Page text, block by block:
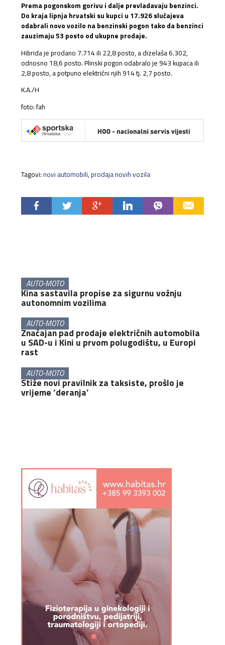
Prema pogonskom gorivu i dalje prevladavaju benzinci.
Do kraja lipnja hrvatski su kupci u 17.926 slučajeva
odabrali novo vozilo na benzinski pogon tako da benzinci
zauzimaju 53 posto od ukupne prodaje.
Hibrida je prodano 7.714 ili 22,8 posto, a dizelaša 6.302,
odnosno 18,6 posto. Plinski pogon odabralo je 943 kupaca ili
2,8 posto, a potpuno električni njih 914 tj. 2,7 posto.
K.A./H
foto: fah
Tagovi:novi automobili,prodaja novih vozila
AUTO-MOTO
Kina sastavila propise za sigurnu vožnju
autonomnim vozilima
AUTO-MOTO
Značajan pad prodaje električnih automobila
u SAD-u i Kini u prvom polugodištu, u Europi
rast
AUTO-MOTO
Stiže novi pravilnik za taksiste, prošlo je
vrijeme ‘deranja’